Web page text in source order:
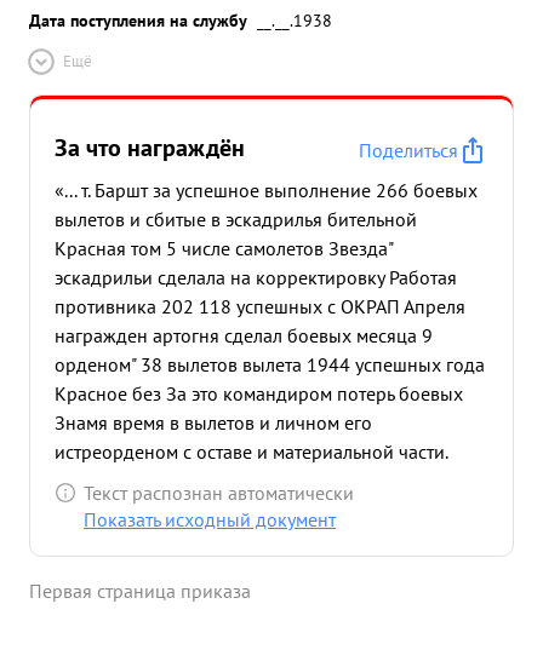
Дата поступления на службу
__.__.1938
Ещё
За что награждён
Поделиться
«... т. Баршт за успешное выполнение 266 боевых
вылетов и сбитые в эскадрилья бительной
Красная том 5 числе самолетов Звезда"
эскадрильи сделала на корректировку Работая
противника 202 118 успешных с ОКРАП Апреля
награжден артогня сделал боевых месяца 9
орденом" 38 вылетов вылета 1944 успешных года
Красное без За это командиром потерь боевых
Знамя время в вылетов и личном его
истреорденом с оставе и материальной части.
Лично сам тов. Баршт при сопровождении
фоторазведчиков в неравном воздушном бою 4-х
явилась 2 сбитых самолета ФВ-190 ,а наши
Текст распознан автоматически
Показать исходный документ
Первая страница приказа